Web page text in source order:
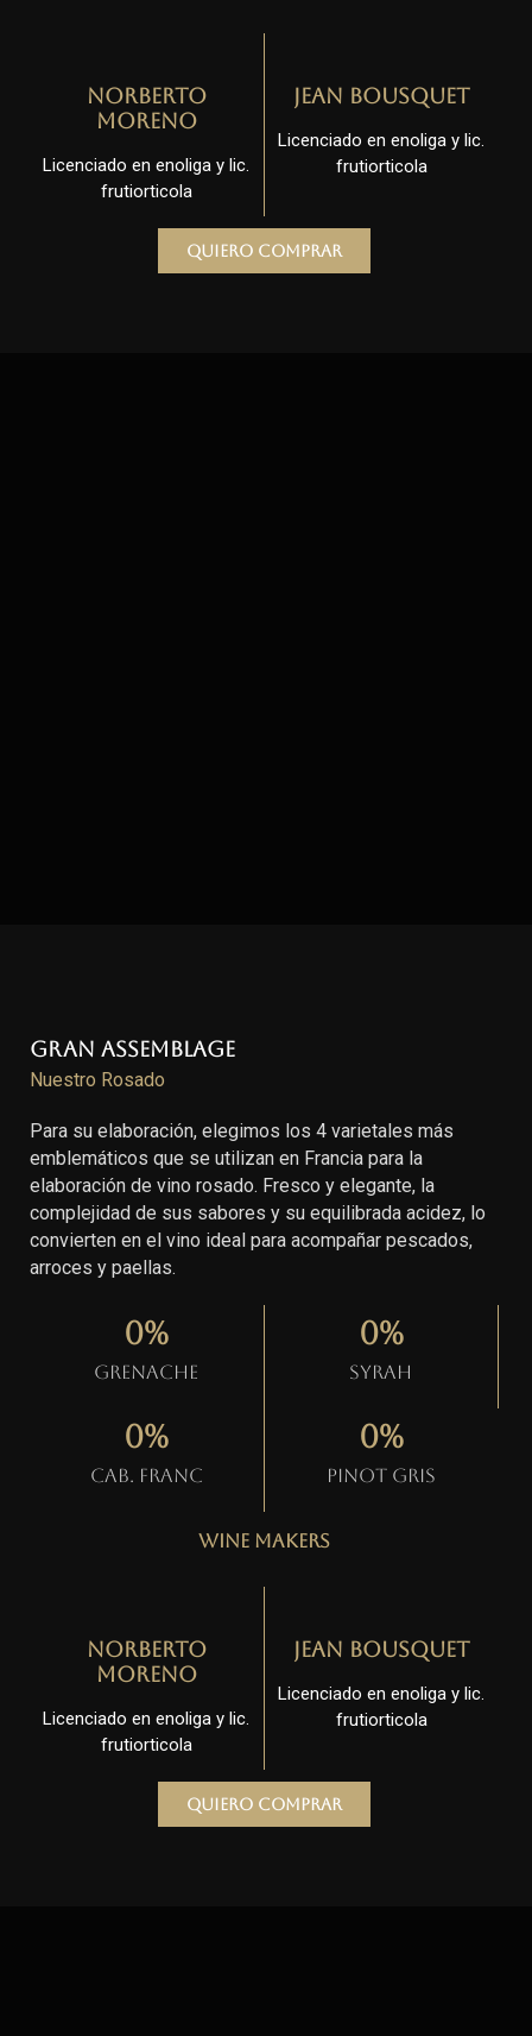
Norberto
Moreno
Licenciado en enoliga y lic.
frutiorticola
Jean Bousquet
Licenciado en enoliga y lic.
frutiorticola
Quiero comprar
Gran Assemblage
Nuestro Rosado
Para su elaboración, elegimos los 4 varietales más
emblemáticos que se utilizan en Francia para la
elaboración de vino rosado. Fresco y elegante, la
complejidad de sus sabores y su equilibrada acidez, lo
convierten en el vino ideal para acompañar pescados,
arroces y paellas.
Grenache
0%
Syrah
0%
Cab. Franc
0%
Pinot gris
0%
Wine Makers
Norberto
Moreno
Licenciado en enoliga y lic.
frutiorticola
Jean Bousquet
Licenciado en enoliga y lic.
frutiorticola
Quiero comprar